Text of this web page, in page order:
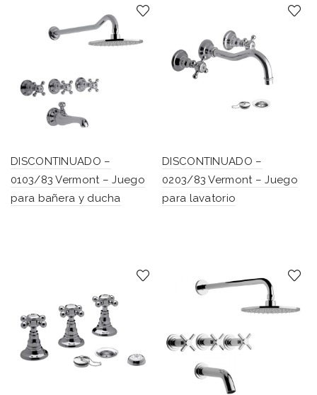
DISCONTINUADO –
0103/83 Vermont – Juego
para bañera y ducha
DISCONTINUADO –
0203/83 Vermont – Juego
para lavatorio